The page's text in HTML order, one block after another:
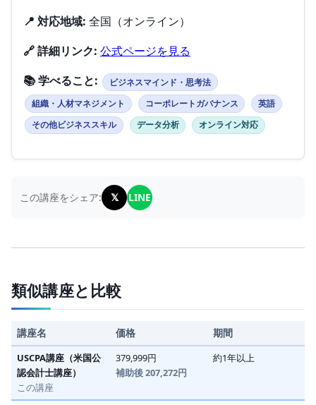
📍 対応地域: 全国（オンライン）
🔗 詳細リンク: 公式ページを見る
📚 学べること:
ビジネスマインド・思考法
組織・人材マネジメント
コーポレートガバナンス
英語
その他ビジネススキル
データ分析 オンライン対応
この講座をシェア: 𝕏 LINE
類似講座と比較
講座名 価格 期間
USCPA講座（米国公
認会計士講座）
この講座
379,999円
補助後 207,272円
約1年以上